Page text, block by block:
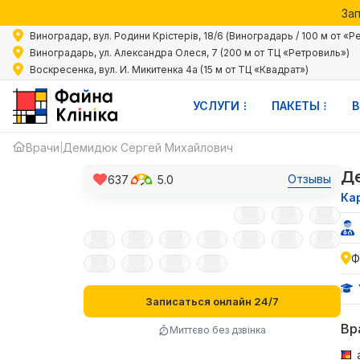
Акции
Виноградар, вул. Родини Крістерів, 18/6 (Виноградарь / 100 м от
Виноградарь, ул. Александра Олеся, 7 (200 м от ТЦ «Ретровиль»)
Воскресенка, вул. И. Микитенка 4а (15 м от ТЦ «Квадрат»)
УСЛУГИ ПАКЕТЫ
Врачи Демидюк Сергей Михайлович
637 5.0 Отзывы
Записаться онлайн 24/7
Миттєво без дзвінка